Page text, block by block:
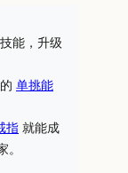
能，升级
单挑能
指 就能成